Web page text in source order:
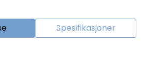
Spesifikasjoner